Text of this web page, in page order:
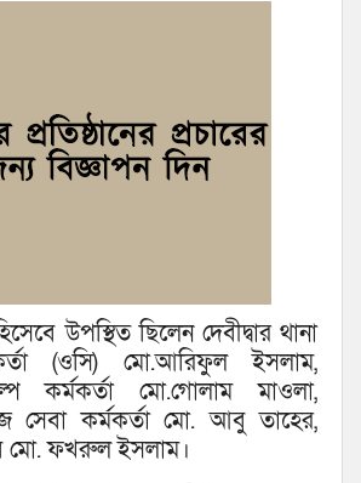
উপস্থিত ছিলেন দেবীদ্বার থানা
(ওসি) মো.আরিফুল ইসলাম,
কর্মকর্তা মো.গোলাম মাওলা,
সেবা কর্মকর্তা মো. আবু তাহের,
মো. ফখরুল ইসলাম।